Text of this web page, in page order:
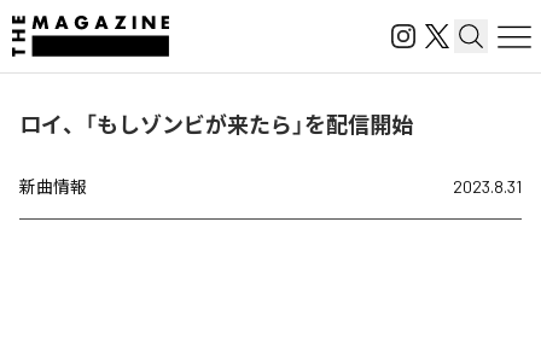
ロイ、「もしゾンビが来たら」を配信開始
新曲情報 2023.8.31